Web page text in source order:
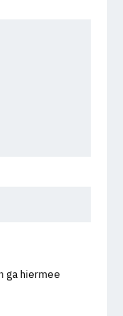
ga hiermee